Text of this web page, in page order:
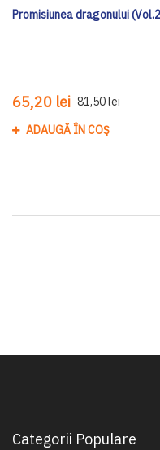
Promisiunea dragonului
65,20 lei 81,50 lei
ADAUGĂ ÎN COȘ
Categorii Populare